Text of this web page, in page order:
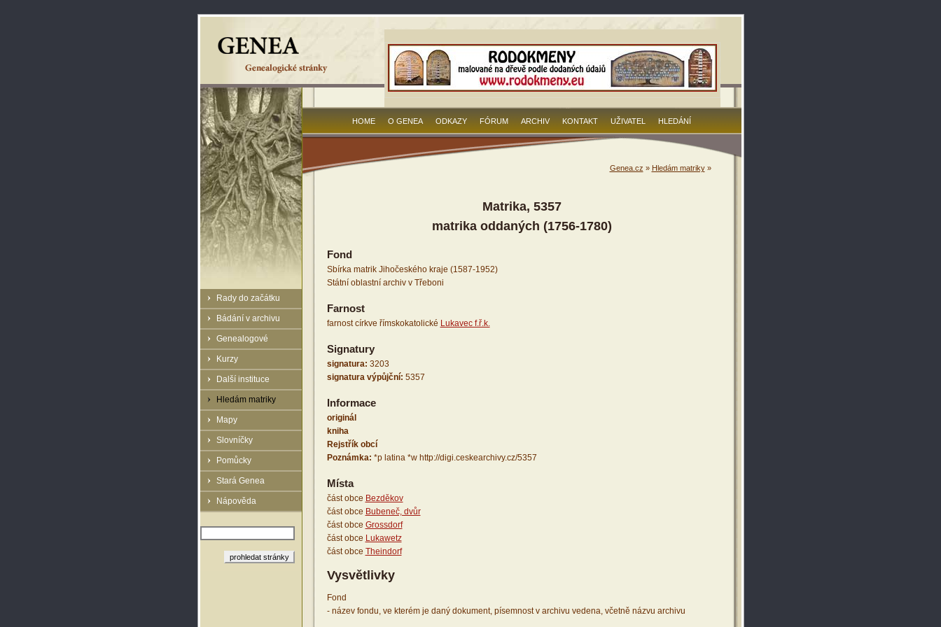
Rady do začátku
Bádání v archivu
Genealogové
Kurzy
Další instituce
Hledám matriky
Mapy
Slovníčky
Pomůcky
Stará Genea
Nápověda
HOME O GENEA ODKAZY FÓRUM ARCHIV KONTAKT UŽIVATEL HLEDÁNÍ
Genea.cz » Hledám matriky»
Matrika, 5357
matrika oddaných (1756-1780)
Fond
Sbírka matrik Jihočeského kraje (1587-1952)
Státní oblastní archiv v Třeboni
Farnost
farnost církve římskokatolické Lukavec f.ř.k.
Signatury
signatura: 3203
signatura výpůjční: 5357
Informace
originál
kniha
Rejstřík obcí
Poznámka: *p latina *w http://digi.ceskearchivy.cz/5357
Místa
část obce Bezděkov
část obce Bubeneč, dvůr
část obce Grossdorf
část obce Lukawetz
část obce Theindorf
Vysvětlivky
Fond
- název fondu, ve kterém je daný dokument, písemnost v archivu vedena, včetně názvu archivu